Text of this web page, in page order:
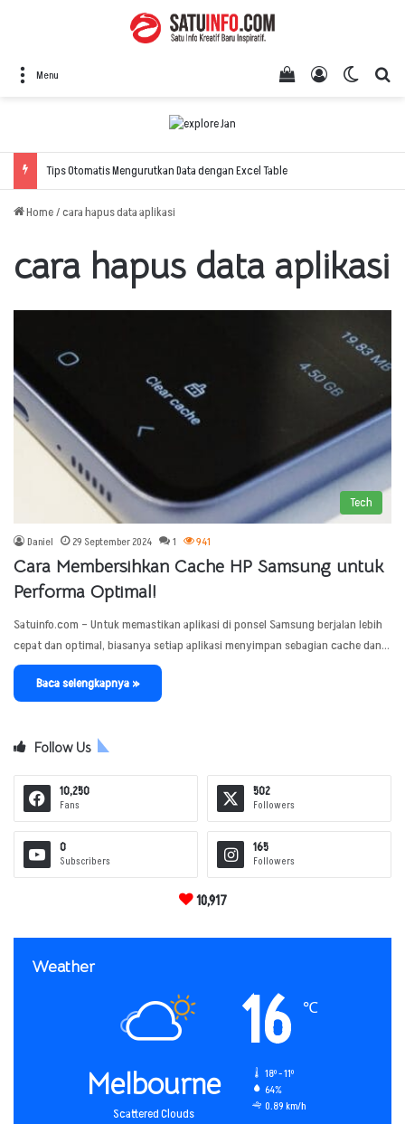
Menu Switch
Log In
View your
Tips Otomatis Mengurutkan Data dengan Excel Table
Home/cara hapus data aplikasi
cara hapus data aplikasi
Tech
Daniel 29 September 2024 1 941
Cara Membersihkan Cache HP Samsung untuk
Performa Optimal!
Satuinfo.com – Untuk memastikan aplikasi di ponsel Samsung berjalan lebih
cepat dan optimal, biasanya setiap aplikasi menyimpan sebagian cache dan…
Baca selengkapnya »
Follow Us
10,250
Fans
502
Followers
0
Subscribers
165
Followers
10,917
Weather
Melbourne
Scattered Clouds
16 ℃
18º - 11º
64%
0.89 km/h